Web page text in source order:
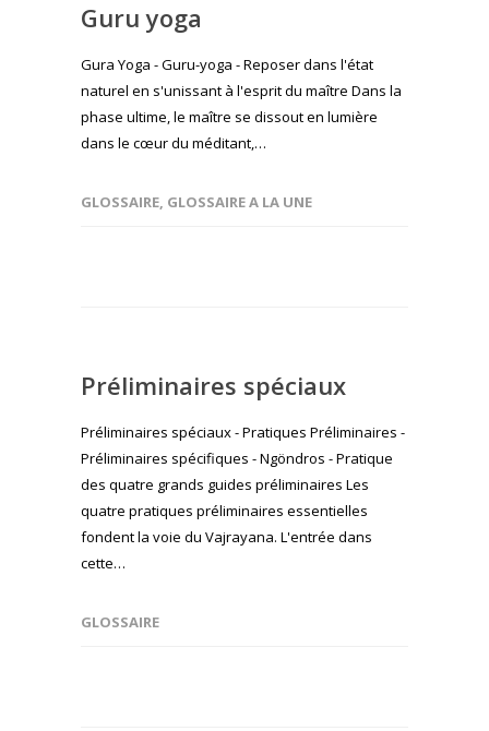
Guru yoga
Gura Yoga - Guru-yoga - Reposer dans l'état
naturel en s'unissant à l'esprit du maître Dans la
phase ultime, le maître se dissout en lumière
dans le cœur du méditant,…
GLOSSAIRE, GLOSSAIRE A LA UNE
Préliminaires spéciaux
Préliminaires spéciaux - Pratiques Préliminaires -
Préliminaires spécifiques - Ngöndros - Pratique
des quatre grands guides préliminaires Les
quatre pratiques préliminaires essentielles
fondent la voie du Vajrayana. L'entrée dans
cette…
GLOSSAIRE